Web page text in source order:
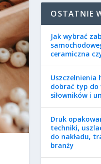
OSTATNIE
Jak wybrać
ceramiczna
Uszczelnienia
dobrać typ do
siłowników i
Druk
techniki,
do nakładu,
branży